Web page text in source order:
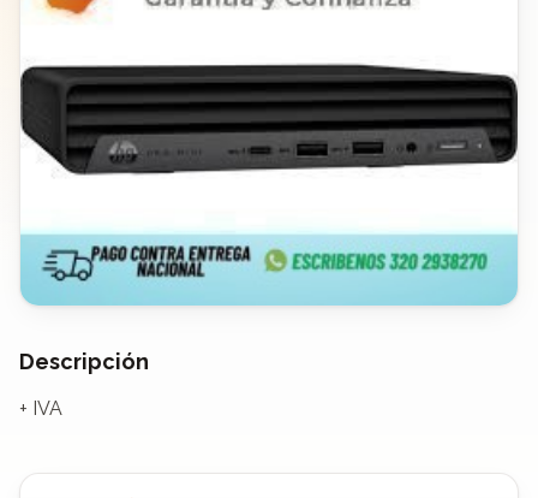
Descripción
+ IVA